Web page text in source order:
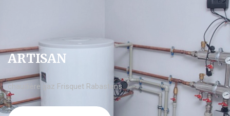
ARTISAN
chaudière gaz Frisquet Rabastens